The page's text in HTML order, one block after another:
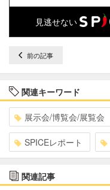
見逃せない
前の記事
関連キーワード
展示会/博覧会/展覧会
SPICEレポート
関連記事